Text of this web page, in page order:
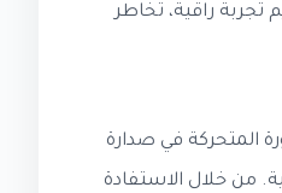
راقية، تخاطر
المتحركة في صدارة
من خلال الاستفادة